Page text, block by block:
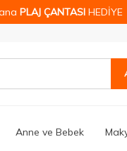
PLAJ ÇANTASI HEDİYE
Anne ve Bebek